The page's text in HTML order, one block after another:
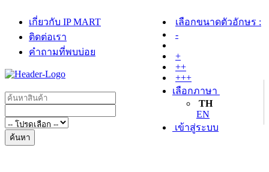
เกี่ยวกับ IP MART
ติดต่อเรา
คำถามที่พบบ่อย
เลือกขนาดตัวอักษร :
-
+
++
+++
เลือกภาษา
TH
EN
เข้าสู่ระบบ
ค้นหา